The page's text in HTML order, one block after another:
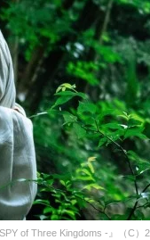
of Three Kingdoms -』（C